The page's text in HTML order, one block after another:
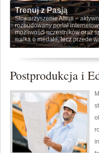
Trenuj z Pasją
Stowarzyszenie Altius –
rozbudowany portal
możliwości uczestników oraz
walka o medale, lecz przede
Postprodukcja i